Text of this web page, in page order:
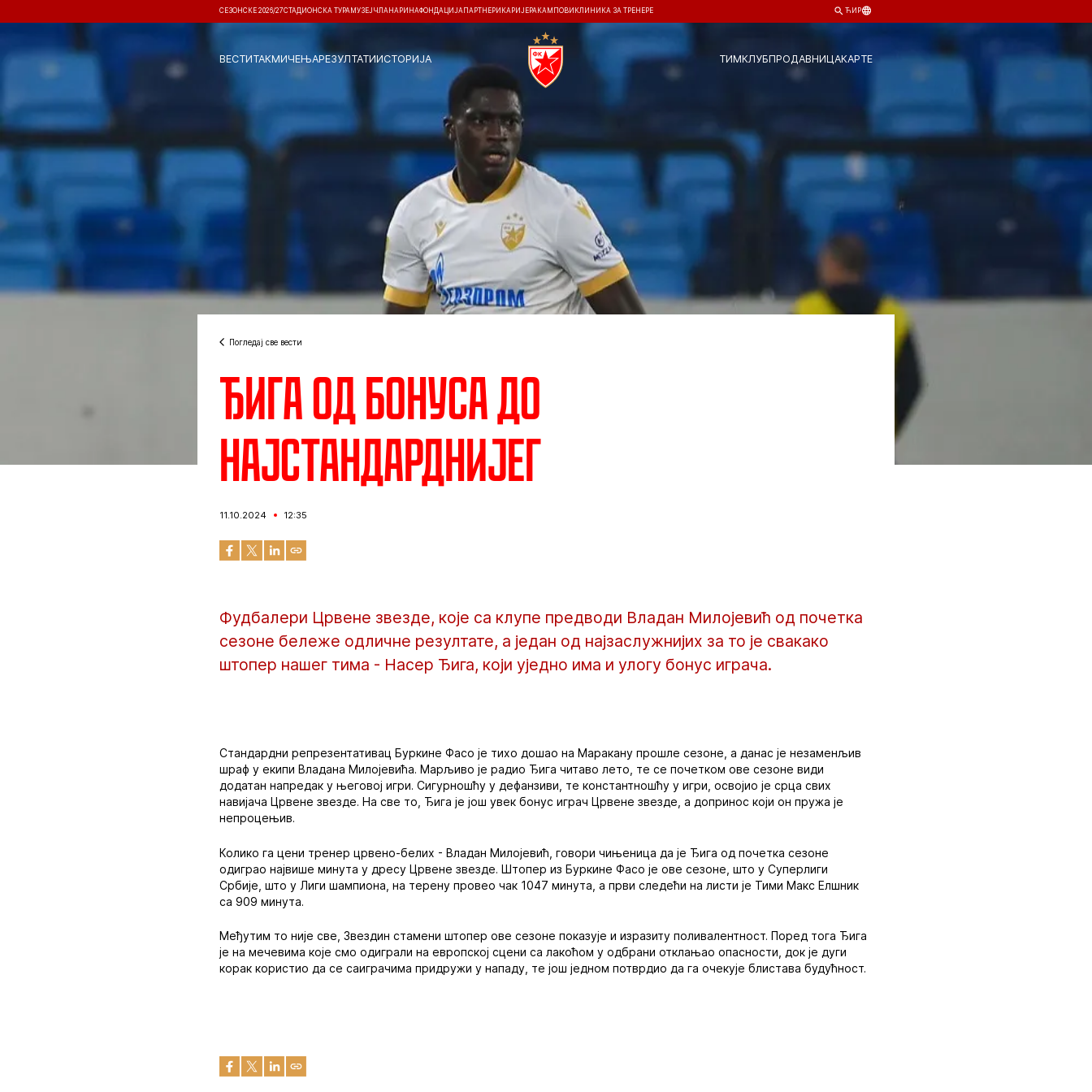
СЕЗОНСКЕ 2026/27СТАДИОНСКА ТУРА МУЗЕЈ ЧЛАНАРИНАФОНДАЦИЈА ПАРТНЕРИ КАРИЈЕРА КАМПОВИ КЛИНИКА ЗА ТРЕНЕРЕ ЋИР
ВЕСТИТАКМИЧЕЊАРЕЗУЛТАТИИСТОРИЈА ТИМКЛУБПРОДАВНИЦАКАРТЕ
Погледај све вести
Ђига од бонуса до
најстандарднијег
11.10.2024 12:35
Фудбалери Црвене звезде, које са клупе предводи Владан Милојевић од почетка
сезоне бележе одличне резултате, а један од најзаслужнијих за то је свакако
штопер нашег тима - Насер Ђига, који уједно има и улогу бонус играча.
Стандардни репрезентативац Буркине Фасо је тихо дошао на Маракану прошле сезоне, а данас је незаменљив
шраф у екипи Владана Милојевића. Марљиво је радио Ђига читаво лето, те се почетком ове сезоне види
додатан напредак у његовој игри. Сигурношћу у дефанзиви, те константношћу у игри, освојио је срца свих
навијача Црвене звезде. На све то, Ђига је још увек бонус играч Црвене звезде, а допринос који он пружа је
непроцењив.
Колико га цени тренер црвено-белих - Владан Милојевић, говори чињеница да је Ђига од почетка сезоне
одиграо највише минута у дресу Црвене звезде. Штопер из Буркине Фасо је ове сезоне, што у Суперлиги
Србије, што у Лиги шампиона, на терену провео чак 1047 минута, а први следећи на листи је Тими Макс Елшник
са 909 минута.
Међутим то није све, Звездин стамени штопер ове сезоне показује и изразиту поливалентност. Поред тога Ђига
је на мечевима које смо одиграли на европској сцени са лакоћом у одбрани отклањао опасности, док је дуги
корак користио да се саиграчима придружи у нападу, те још једном потврдио да га очекује блистава будућност.